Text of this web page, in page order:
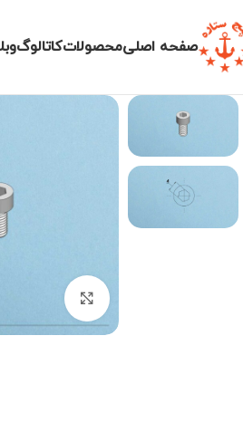
صفحه اصلیمحصولاتکاتالوگ